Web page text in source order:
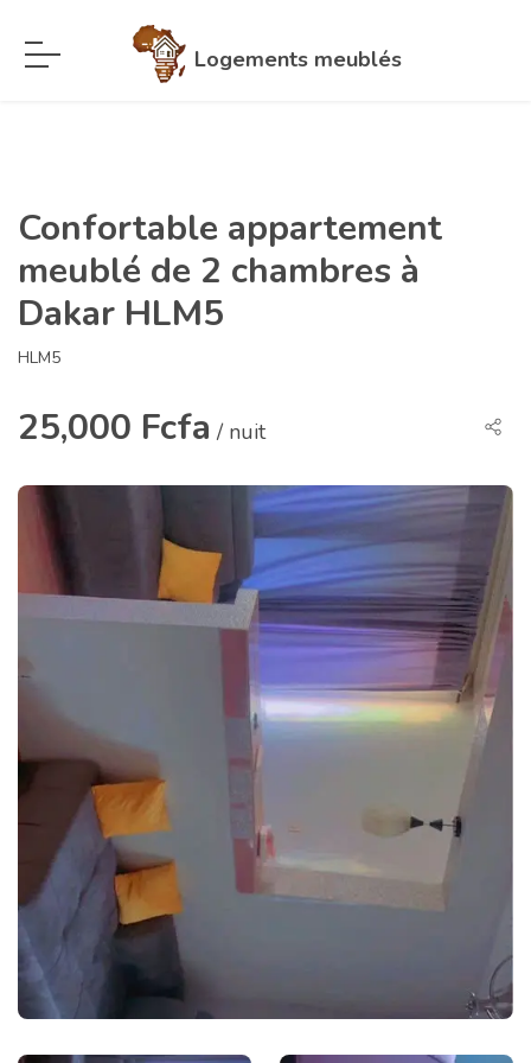
Logements meublés
Confortable appartement
meublé de 2 chambres à
Dakar HLM5
HLM5
25,000 Fcfa / nuit